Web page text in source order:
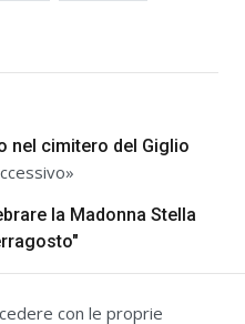
nel cimitero del Giglio
la Madonna Stella
con le proprie